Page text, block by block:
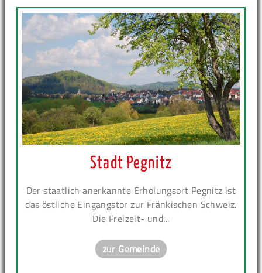
Stadt Pegnitz
Der staatlich anerkannte Erholungsort Pegnitz ist
das östliche Eingangstor zur Fränkischen Schweiz.
Die Freizeit- und...
zur Gemeinde